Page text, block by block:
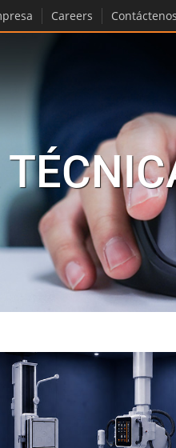
Careers Contáctenos